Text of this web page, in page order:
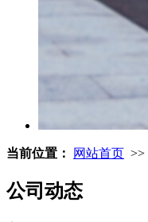
当前位置： 网站首页 >>
公司动态